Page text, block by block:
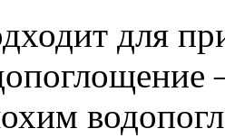
для